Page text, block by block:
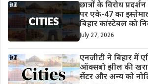
छात्रों के विरोध
पर एके-47 का
बिहार कांस्टेबल को
July 27, 2026
एनजीटी ने बिहार में
ऑक्सबो झील की
सेंटर और अन्य को